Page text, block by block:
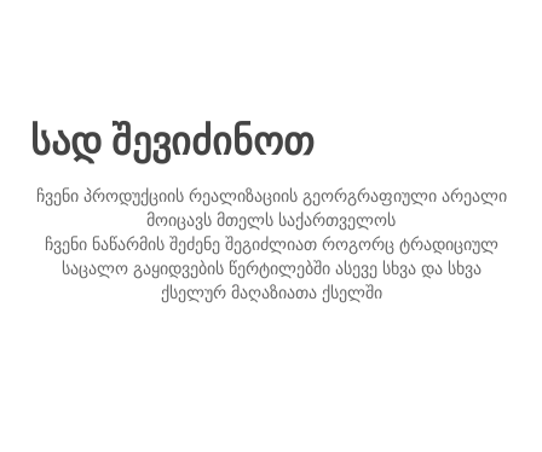
სად შევიძინოთ
ჩვენი პროდუქციის რეალიზაციის გეორგრაფიული არეალი
მოიცავს მთელს საქართველოს
ჩვენი ნაწარმის შეძენე შეგიძლიათ როგორც ტრადიციულ
საცალო გაყიდვების წერტილებში ასევე სხვა და სხვა
ქსელურ მაღაზიათა ქსელში